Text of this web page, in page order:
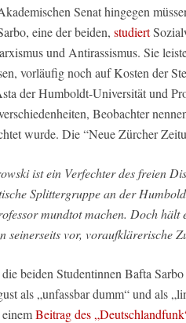
Senat hingegen
eine der beiden, studiert
und Antirassismus. Sie
vorläufig noch auf Kosten der
der Humboldt-Universität und
Beobachter
wurde. Die “Neue Zürcher
ist ein Verfechter des freien
Splittergruppe an der
mundtot machen. Doch hält
seinerseits vor, voraufklärerische
beiden Studentinnen Bafta
als „unfassbar dumm“ und als
Beitrag des